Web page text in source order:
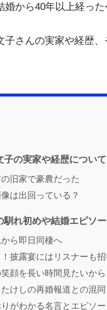
から40年以上経った
子さんの実家や経歴
子の実家や経歴について
旧家で豪農だった
は出回っている？
馴れ初めや結婚エピソ
ら即日同棲へ
披露宴にはリスナーも
顔を長い時間見たいから
けしの再婚報道との混同
がわかる名言とエピソー